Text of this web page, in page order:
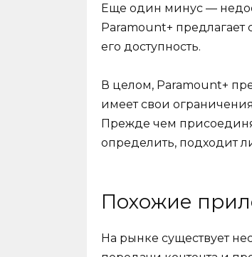
Еще один минус —
Paramount+ предлагает
его доступность.
В целом, Paramount+
имеет свои
Прежде чем
определить, подходит
Похожие
На рынке существует